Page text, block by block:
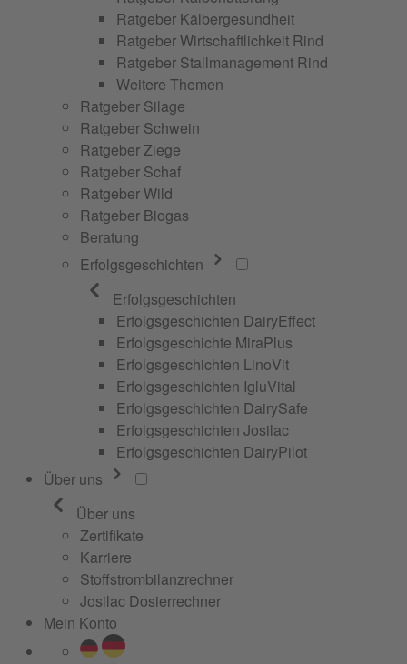
Ratgeber Kälbergesundheit
Ratgeber Wirtschaftlichkeit Rind
Ratgeber Stallmanagement Rind
Weitere Themen
Ratgeber Silage
Ratgeber Schwein
Ratgeber Ziege
Ratgeber Schaf
Ratgeber Wild
Ratgeber Biogas
Beratung
Erfolgsgeschichten
Erfolgsgeschichten
Erfolgsgeschichten DairyEffect
Erfolgsgeschichte MiraPlus
Erfolgsgeschichten LinoVit
Erfolgsgeschichten IgluVital
Erfolgsgeschichten DairySafe
Erfolgsgeschichten Josilac
Erfolgsgeschichten DairyPilot
Über uns
Über uns
Zertifikate
Karriere
Stoffstrombilanzrechner
Josilac Dosierrechner
Mein Konto